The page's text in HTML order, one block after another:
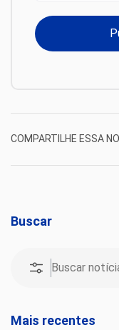
COMPARTILHE ESSA
Buscar
Mais recentes